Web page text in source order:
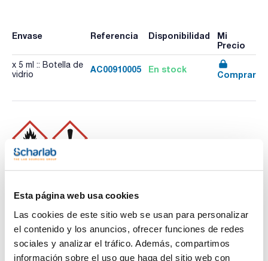
Esta página web usa cookies
Las cookies de este sitio web se usan para personalizar
el contenido y los anuncios, ofrecer funciones de redes
sociales y analizar el tráfico. Además, compartimos
información sobre el uso que haga del sitio web con
Envase Referencia Disponibilidad
Mi
Precio
x 5 ml :: Botella de
vidrio
AC00910005 En stock
Comprar
Capacidad : x 5 ml
- Sinónimos: Ácido acético n-butil éster
- M = 116,16 g/mol
- CAS [123-86-4]
- EINECS-No.: 204-658-1
Ver más